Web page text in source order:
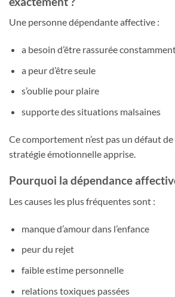
Une personne dépendante affective :
a besoin d’être rassurée
a peur d’être seule
s’oublie pour plaire
supporte des situations malsaines
Ce comportement n’est pas un défaut
stratégie émotionnelle apprise.
Pourquoi la dépendance
Les causes les plus fréquentes sont :
manque d’amour dans l’enfance
peur du rejet
faible estime personnelle
relations toxiques passées